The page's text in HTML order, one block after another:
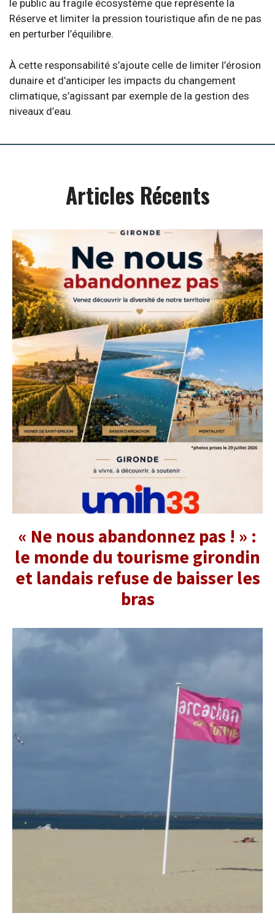
le public au fragile écosystème que représente la
Réserve et limiter la pression touristique afin de ne pas
en perturber l’équilibre.
À cette responsabilité s’ajoute celle de limiter l’érosion
dunaire et d’anticiper les impacts du changement
climatique, s’agissant par exemple de la gestion des
niveaux d’eau.
Articles Récents
« Ne nous abandonnez pas ! » :
le monde du tourisme girondin
et landais refuse de baisser les
bras